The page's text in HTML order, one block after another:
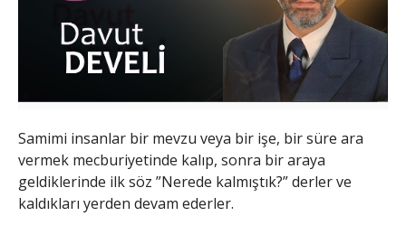
Samimi insanlar bir mevzu veya bir işe, bir süre ara
vermek mecburiyetinde kalıp, sonra bir araya
geldiklerinde ilk söz ”Nerede kalmıştık?” derler ve
kaldıkları yerden devam ederler.